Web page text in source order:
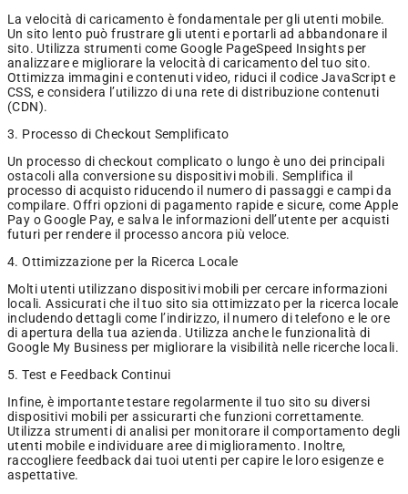
La velocità di caricamento è fondamentale per gli utenti mobile.
Un sito lento può frustrare gli utenti e portarli ad abbandonare il
sito. Utilizza strumenti come Google PageSpeed Insights per
analizzare e migliorare la velocità di caricamento del tuo sito.
Ottimizza immagini e contenuti video, riduci il codice JavaScript e
CSS, e considera l’utilizzo di una rete di distribuzione contenuti
(CDN).
3. Processo di Checkout Semplificato
Un processo di checkout complicato o lungo è uno dei principali
ostacoli alla conversione su dispositivi mobili. Semplifica il
processo di acquisto riducendo il numero di passaggi e campi da
compilare. Offri opzioni di pagamento rapide e sicure, come Apple
Pay o Google Pay, e salva le informazioni dell’utente per acquisti
futuri per rendere il processo ancora più veloce.
4. Ottimizzazione per la Ricerca Locale
Molti utenti utilizzano dispositivi mobili per cercare informazioni
locali. Assicurati che il tuo sito sia ottimizzato per la ricerca locale
includendo dettagli come l’indirizzo, il numero di telefono e le ore
di apertura della tua azienda. Utilizza anche le funzionalità di
Google My Business per migliorare la visibilità nelle ricerche locali.
5. Test e Feedback Continui
Infine, è importante testare regolarmente il tuo sito su diversi
dispositivi mobili per assicurarti che funzioni correttamente.
Utilizza strumenti di analisi per monitorare il comportamento degli
utenti mobile e individuare aree di miglioramento. Inoltre,
raccogliere feedback dai tuoi utenti per capire le loro esigenze e
aspettative.